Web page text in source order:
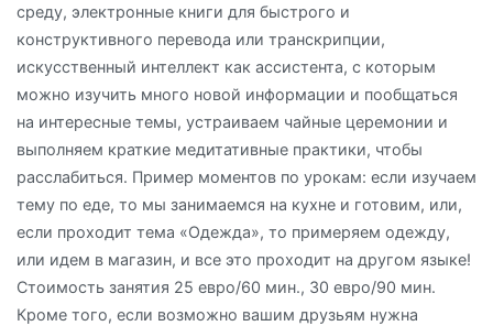
среду, электронные книги для быстрого и
конструктивного перевода или транскрипции,
искусственный интеллект как ассистента, с которым
можно изучить много новой информации и пообщаться
на интересные темы, устраиваем чайные церемонии и
выполняем краткие медитативные практики, чтобы
расслабиться. Пример моментов по урокам: если изучаем
тему по еде, то мы занимаемся на кухне и готовим, или,
если проходит тема «Одежда», то примеряем одежду,
или идем в магазин, и все это проходит на другом языке!
Стоимость занятия 25 евро/60 мин., 30 евро/90 мин.
Кроме того, если возможно вашим друзьям нужна